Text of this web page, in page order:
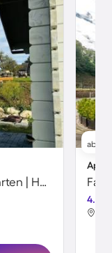
Ferienhaus mit Terrasse und Garten | Haustiere erlaubt
ab
4.5